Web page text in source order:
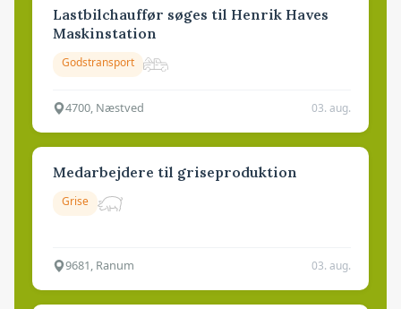
Lastbilchauffør søges til Henrik Haves
Maskinstation
Godstransport
4700, Næstved 03. aug.
Medarbejdere til griseproduktion
Grise
9681, Ranum 03. aug.